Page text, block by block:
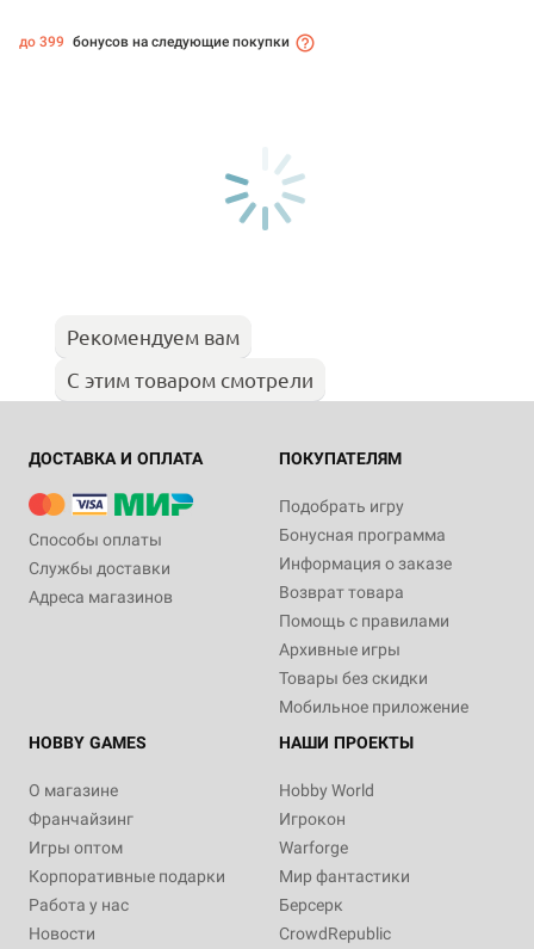
до 399 бонусов на следующие покупки
Рекомендуем вам
С этим товаром смотрели
ДОСТАВКА И ОПЛАТА
Способы оплаты
Службы доставки
Адреса магазинов
ПОКУПАТЕЛЯМ
Подобрать игру
Бонусная программа
Информация о заказе
Возврат товара
Помощь с правилами
Архивные игры
Товары без скидки
Мобильное приложение
HOBBY GAMES
О магазине
Франчайзинг
Игры оптом
Корпоративные подарки
Работа у нас
Новости
НАШИ ПРОЕКТЫ
Hobby World
Игрокон
Warforge
Мир фантастики
Берсерк
CrowdRepublic